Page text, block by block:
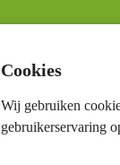
Cookies
Wij gebruiken
gebruikerservaring